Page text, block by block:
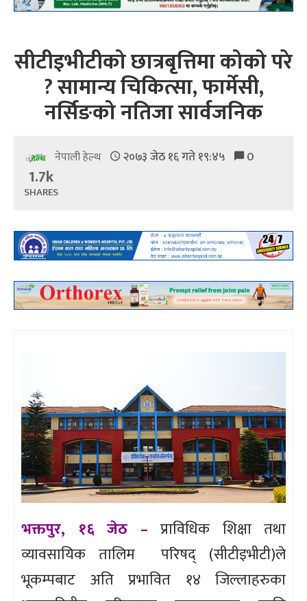
सीटीइभीटीको छात्रबृत्तिमा कोको परे
? सामान्य चिकित्सा, फार्मेसी,
नर्सिङको नतिजा सार्वजनिक
नेपाली हेल्थ २०७३ जेठ १६ गते १९:४५ 0
1.7k
SHARES
भक्तपुर, १६ जेठ – प्राविधिक शिक्षा तथा
व्यावसायिक तालिम परिषद् (सीटीइभीटी)ले
भूकम्पबाट अति प्रभावित १४ जिल्लाहरुका